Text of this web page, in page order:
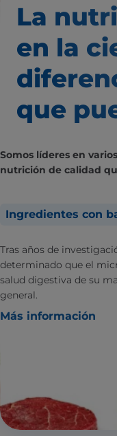
La
en la
que
Somos líderes en
nutrición de calidad
Ingredientes con
Tras años de
determinado que el
salud digestiva de su
general.
Más información